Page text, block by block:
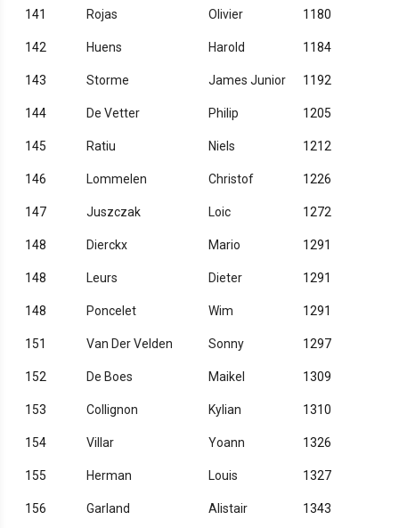
141 Rojas Olivier 1180
142 Huens Harold 1184
143 Storme James Junior 1192
144 De Vetter Philip 1205
145 Ratiu Niels 1212
146 Lommelen Christof 1226
147 Juszczak Loic 1272
148 Dierckx Mario 1291
148 Leurs Dieter 1291
148 Poncelet Wim 1291
151 Van Der Velden Sonny 1297
152 De Boes Maikel 1309
153 Collignon Kylian 1310
154 Villar Yoann 1326
155 Herman Louis 1327
156 Garland Alistair 1343